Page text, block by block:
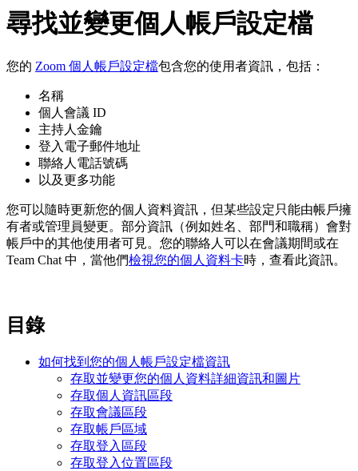
尋找並變更個人帳戶設定檔
您的 Zoom 個人帳戶設定檔包含您的使用者資訊，包括：
名稱
個人會議 ID
主持人金鑰
登入電子郵件地址
聯絡人電話號碼
以及更多功能
您可以隨時更新您的個人資料資訊，但某些設定只能由帳戶擁
有者或管理員變更。部分資訊（例如姓名、部門和職稱）會對
帳戶中的其他使用者可見。您的聯絡人可以在會議期間或在
Team Chat 中，當他們檢視您的個人資料卡時，查看此資訊。
目錄
如何找到您的個人帳戶設定檔資訊
存取並變更您的個人資料詳細資訊和圖片
存取個人資訊區段
存取會議區段
存取帳戶區域
存取登入區段
存取登入位置區段